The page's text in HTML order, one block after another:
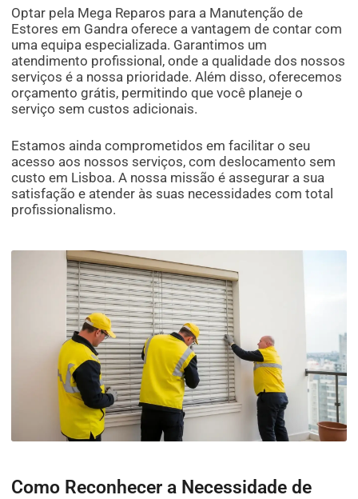
Optar pela Mega Reparos para a Manutenção de
Estores em Gandra oferece a vantagem de contar com
uma equipa especializada. Garantimos um
atendimento profissional, onde a qualidade dos nossos
serviços é a nossa prioridade. Além disso, oferecemos
orçamento grátis, permitindo que você planeje o
serviço sem custos adicionais.
Estamos ainda comprometidos em facilitar o seu
acesso aos nossos serviços, com deslocamento sem
custo em Lisboa. A nossa missão é assegurar a sua
satisfação e atender às suas necessidades com total
profissionalismo.
Como Reconhecer a Necessidade de